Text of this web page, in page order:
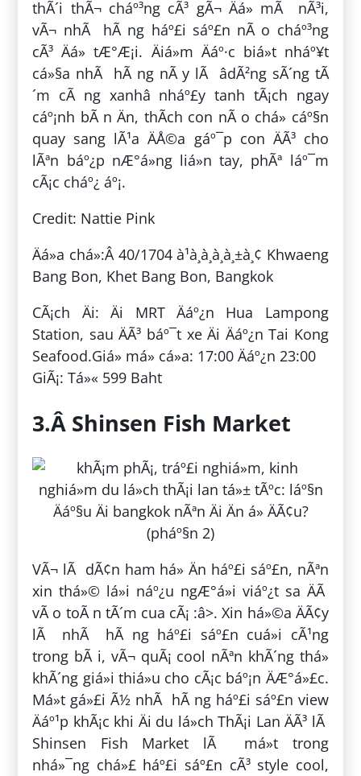
thÃ´i thÃ¬ cháº³ng cÃ³ gÃ¬ Äá» mÃ nÃ³i,
vÃ¬ nhÃ hÃ ng háº£i sáº£n nÃ o cháº³ng
cÃ³ Äá» tÆ°Æ¡i. Äiá»m Äáº·c biá»t nháº¥t
cá»§a nhÃ hÃ ng nÃ y lÃ âdÃ²ng sÃ´ng tÃ
´m cÃ ng xanhâ nháº£y tanh tÃ¡ch ngay
cáº¡nh bÃ n Än, thÃ­ch con nÃ o chá» cáº§n
quay sang lÃ¹a ÄÅ©a gáº¯p con ÄÃ³ cho
lÃªn báº¿p nÆ°á»ng liá»n tay, phÃª láº¯m
cÃ¡c cháº¿ áº¡.
Credit: Nattie Pink
Äá»a chá»:Â 40/1704 à¹à¸­à¸à¸à¸±à¸¢ Khwaeng
Bang Bon, Khet Bang Bon, Bangkok
CÃ¡ch Äi: Äi MRT Äáº¿n Hua Lampong
Station, sau ÄÃ³ báº¯t xe Äi Äáº¿n Tai Kong
Seafood.Giá» má» cá»­a: 17:00 Äáº¿n 23:00
GiÃ¡: Tá»« 599 Baht
3.Â Shinsen Fish Market
VÃ¬ lÃ dÃ¢n ham há» Än háº£i sáº£n, nÃªn
xin thá»© lá»i náº¿u ngÆ°á»i viáº¿t sa ÄÃ
vÃ o toÃ n tÃ´m cua cÃ¡ :â>. Xin há»©a ÄÃ¢y
lÃ nhÃ hÃ ng háº£i sáº£n cuá»i cÃ¹ng
trong bÃ i, vÃ¬ quÃ¡ cool nÃªn khÃ´ng thá»
khÃ´ng giá»i thiá»u cho cÃ¡c báº¡n ÄÆ°á»£c.
Má»t gá»£i Ã½ nhÃ hÃ ng háº£i sáº£n view
Äáº¹p khÃ¡c khi Äi du lá»ch ThÃ¡i Lan ÄÃ³ lÃ
Shinsen Fish Market lÃ má»t trong
nhá»¯ng chá»£ háº£i sáº£n cÃ³ style cool,